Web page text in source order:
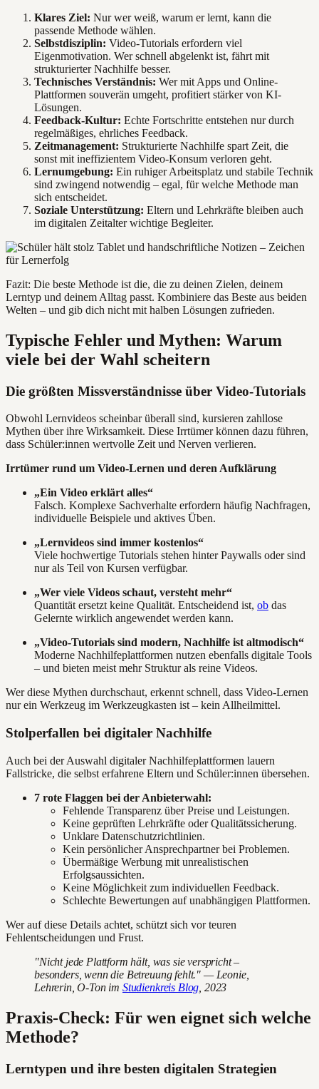
Klares Ziel: Nur wer weiß, warum er lernt, kann die
passende Methode wählen.
Selbstdisziplin: Video-Tutorials erfordern viel
Eigenmotivation. Wer schnell abgelenkt ist, fährt mit
strukturierter Nachhilfe besser.
Technisches Verständnis: Wer mit Apps und Online-
Plattformen souverän umgeht, profitiert stärker von KI-
Lösungen.
Feedback-Kultur: Echte Fortschritte entstehen nur durch
regelmäßiges, ehrliches Feedback.
Zeitmanagement: Strukturierte Nachhilfe spart Zeit, die
sonst mit ineffizientem Video-Konsum verloren geht.
Lernumgebung: Ein ruhiger Arbeitsplatz und stabile Technik
sind zwingend notwendig – egal, für welche Methode man
sich entscheidet.
Soziale Unterstützung: Eltern und Lehrkräfte bleiben auch
im digitalen Zeitalter wichtige Begleiter.
Fazit: Die beste Methode ist die, die zu deinen Zielen, deinem
Lerntyp und deinem Alltag passt. Kombiniere das Beste aus beiden
Welten – und gib dich nicht mit halben Lösungen zufrieden.
Typische Fehler und Mythen: Warum
viele bei der Wahl scheitern
Die größten Missverständnisse über Video-Tutorials
Obwohl Lernvideos scheinbar überall sind, kursieren zahllose
Mythen über ihre Wirksamkeit. Diese Irrtümer können dazu führen,
dass Schüler:innen wertvolle Zeit und Nerven verlieren.
Irrtümer rund um Video-Lernen und deren Aufklärung
„Ein Video erklärt alles“
Falsch. Komplexe Sachverhalte erfordern häufig Nachfragen,
individuelle Beispiele und aktives Üben.
„Lernvideos sind immer kostenlos“
Viele hochwertige Tutorials stehen hinter Paywalls oder sind
nur als Teil von Kursen verfügbar.
„Wer viele Videos schaut, versteht mehr“
Quantität ersetzt keine Qualität. Entscheidend ist, ob das
Gelernte wirklich angewendet werden kann.
„Video-Tutorials sind modern, Nachhilfe ist altmodisch“
Moderne Nachhilfeplattformen nutzen ebenfalls digitale Tools
– und bieten meist mehr Struktur als reine Videos.
Wer diese Mythen durchschaut, erkennt schnell, dass Video-Lernen
nur ein Werkzeug im Werkzeugkasten ist – kein Allheilmittel.
Stolperfallen bei digitaler Nachhilfe
Auch bei der Auswahl digitaler Nachhilfeplattformen lauern
Fallstricke, die selbst erfahrene Eltern und Schüler:innen übersehen.
7 rote Flaggen bei der Anbieterwahl:
Fehlende Transparenz über Preise und Leistungen.
Keine geprüften Lehrkräfte oder Qualitätssicherung.
Unklare Datenschutzrichtlinien.
Kein persönlicher Ansprechpartner bei Problemen.
Übermäßige Werbung mit unrealistischen
Erfolgsaussichten.
Keine Möglichkeit zum individuellen Feedback.
Schlechte Bewertungen auf unabhängigen Plattformen.
Wer auf diese Details achtet, schützt sich vor teuren
Fehlentscheidungen und Frust.
"Nicht jede Plattform hält, was sie verspricht –
besonders, wenn die Betreuung fehlt." — Leonie,
Lehrerin, O-Ton im Studienkreis Blog , 2023
Praxis-Check: Für wen eignet sich welche
Methode?
Lerntypen und ihre besten digitalen Strategien